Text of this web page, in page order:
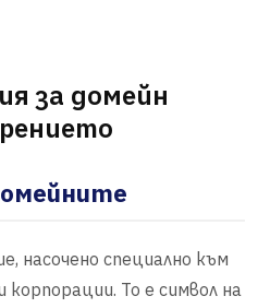
за домейн
насочено специално към
То е символ на